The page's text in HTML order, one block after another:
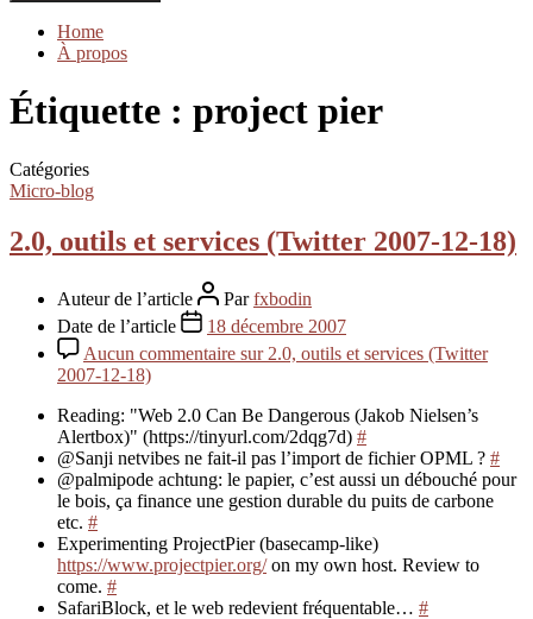
Home
À propos
Étiquette : project pier
Catégories
Micro-blog
2.0, outils et services (Twitter 2007-12-18)
Auteur de l’article Parfxbodin
Date de l’article
18 décembre 2007
Aucun commentaire sur 2.0, outils et services (Twitter
2007-12-18)
Reading: "Web 2.0 Can Be Dangerous (Jakob Nielsen’s
Alertbox)" (https://tinyurl.com/2dqg7d) #
@Sanji netvibes ne fait-il pas l’import de fichier OPML ? #
@palmipode achtung: le papier, c’est aussi un débouché pour
le bois, ça finance une gestion durable du puits de carbone
etc. #
Experimenting ProjectPier (basecamp-like)
https://www.projectpier.org/on my own host. Review to
come. #
SafariBlock, et le web redevient fréquentable… #